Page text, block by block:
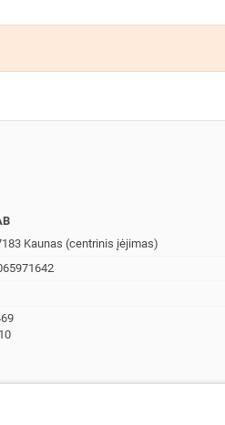
Kaunas (centrinis įėjimas)